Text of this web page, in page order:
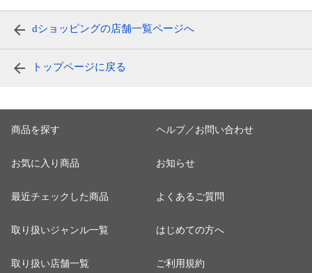
dショッピングの店舗一覧ページへ
トップページに戻る
商品を探す
お気に入り商品
最近チェックした商品
取り扱いジャンル一覧
取り扱い店舗一覧
ヘルプ／お問い合わせ
お知らせ
よくあるご質問
はじめての方へ
ご利用規約